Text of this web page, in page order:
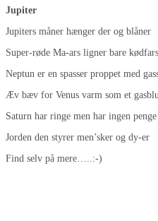
Jupiter
Jupiters måner hænger der og blåner
Super-røde Ma-ars ligner bare kødfars
Neptun er en spasser proppet med
Æv bæv for Venus varm som et
Saturn har ringe men har ingen penge
Jorden den styrer men’sker og dy-er
Find selv på mere…..:-)